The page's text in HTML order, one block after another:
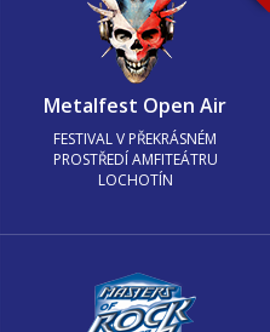
Metalfest Open Air
FESTIVAL V PŘEKRÁSNÉM
PROSTŘEDÍ AMFITEÁTRU
LOCHOTÍN